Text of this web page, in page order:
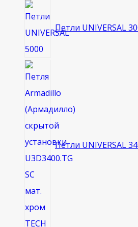
Петли UNIVERSAL
Петли UNIVERSAL